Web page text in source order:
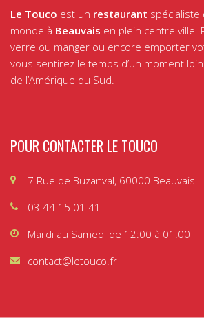
Le Touco est un restaurant spécialiste
monde à Beauvais en plein centre ville.
verre ou manger ou encore emporter
vous sentirez le temps d’un moment
de l’Amérique du Sud.
POUR CONTACTER LE TOUCO
7 Rue de Buzanval, 60000 Beauvais
03 44 15 01 41
Mardi au Samedi de 12:00 à 01:00
contact@letouco.fr